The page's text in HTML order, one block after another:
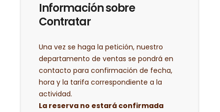
Información sobre
Contratar
Una vez se haga la petición, nuestro
departamento de ventas se pondrá en
contacto para confirmación de fecha,
hora y la tarifa correspondiente a la
actividad.
La reserva no estará confirmada